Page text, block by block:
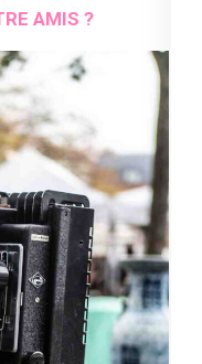
AMIS ?